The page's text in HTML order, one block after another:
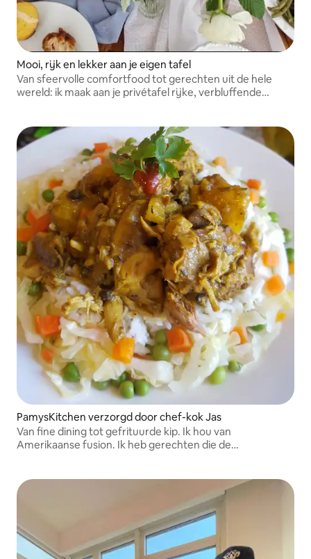
Mooi, rijk en lekker aan je eigen tafel
Van sfeervolle comfortfood tot gerechten uit de hele
wereld: ik maak aan je privétafel rijke, verbluffende
PamysKitchen verzorgd door chef-kok Jas
Van fine dining tot gefrituurde kip. Ik hou van
Amerikaanse fusion. Ik heb gerechten die de
zuidelijk, Frans, Indiaas, Aziatisch